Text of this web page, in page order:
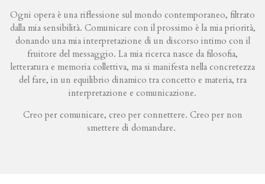
Ogni opera è una riflessione sul mondo contemporaneo, filtrato
dalla mia sensibilità. Comunicare con il prossimo è la mia priorità,
donando una mia interpretazione di un discorso intimo con il
fruitore del messaggio. La mia ricerca nasce da filosofia,
letteratura e memoria collettiva, ma si manifesta nella concretezza
del fare, in un equilibrio dinamico tra concetto e materia, tra
interpretazione e comunicazione.
Creo per comunicare, creo per connettere. Creo per non
smettere di domandare.